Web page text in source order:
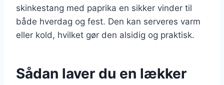
skinkestang med paprika en sikker vinder til
både hverdag og fest. Den kan serveres varm
eller kold, hvilket gør den alsidig og praktisk.
Sådan laver du en lækker